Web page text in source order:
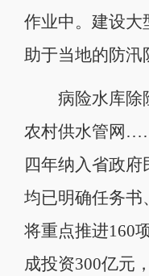
作业中。建设大
助于当地的防汛
病险水库除
农村供水管网
四年纳入省政府
均已明确任务书
将重点推进160
成投资300亿元